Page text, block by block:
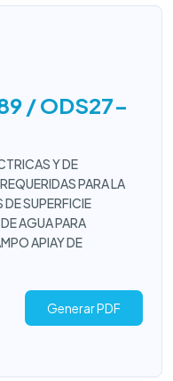
/ ODS27-
Y DE
PARA LA
SUPERFICIE
AGUA PARA
APIAY DE
Generar PDF